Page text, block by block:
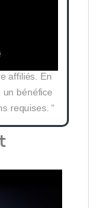
affiliés. En
un bénéfice
requises. “